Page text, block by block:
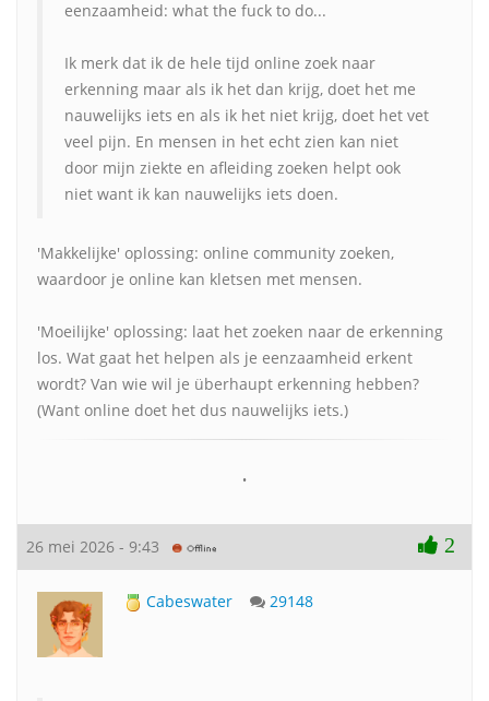
eenzaamheid: what the fuck to do...
Ik merk dat ik de hele tijd online zoek naar
erkenning maar als ik het dan krijg, doet het me
nauwelijks iets en als ik het niet krijg, doet het vet
veel pijn. En mensen in het echt zien kan niet
door mijn ziekte en afleiding zoeken helpt ook
niet want ik kan nauwelijks iets doen.
'Makkelijke' oplossing: online community zoeken,
waardoor je online kan kletsen met mensen.
'Moeilijke' oplossing: laat het zoeken naar de erkenning
los. Wat gaat het helpen als je eenzaamheid erkent
wordt? Van wie wil je überhaupt erkenning hebben?
(Want online doet het dus nauwelijks iets.)
•
26 mei 2026 - 9:43 2
Cabeswater 29148